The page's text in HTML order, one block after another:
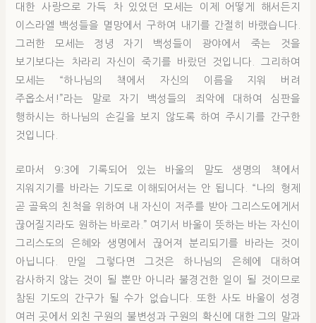
대한 사랑으로 가득 차 있었던 모세는 이제 어떻게 해서든지
이스라엘 백성들을 멸망에서 구하여 내기를 간절히 바랬습니다.
그러한 모세는 정녕 자기 백성들이 광야에서 죽는 것을
보기보다는 차라리 자신이 죽기를 바랐던 것입니다. 그리하여
모세는 “하나님의 책에서 자신의 이름을 지워 버려
주옵소서!”라는 말로 자기 백성들의 죄악에 대하여 심판을
행하시는 하나님의 손길을 보지 않도록 하여 주시기를 간구한
것입니다.
로마서 9:3에 기록되어 있는 바울의 말도 생명의 책에서
지워지기를 바라는 기도로 이해되어서는 안 됩니다. “나의 형제
곧 골육의 친척을 위하여 내 자신이 저주를 받아 그리스도에게서
끊어질지라도 원하는 바로라.” 여기서 바울이 뜻하는 바는 자신이
그리스도의 은혜와 생명에서 끊어져 분리되기를 바라는 것이
아닙니다. 만일 그렇다면 그것은 하나님의 은혜에 대하여
감사하지 않는 것이 될 뿐만 아니라 불경건한 일이 될 것이므로
참된 기도의 간구가 될 수가 없습니다. 또한 사도 바울이 성경
여러 곳에서 외친 구원의 불변성과 구원의 확신에 대한 그의 말과